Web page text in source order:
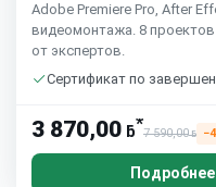
Adobe Premiere Pro, After
видеомонтажа. 8
от экспертов.
Сертификат по
3 870,00 ƃ*
7 590,00ƃ
Подробнее